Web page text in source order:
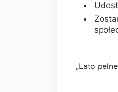
„Lato